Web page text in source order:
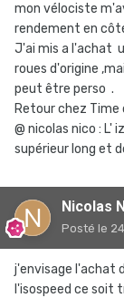
mon vélociste
rendement en
J'ai mis a l'achat
roues d'origine
peut être perso .
Retour chez Time
@ nicolas nico : L'
supérieur long et
Nicolas
Posté le
j'envisage l'achat
l'isospeed ce soit